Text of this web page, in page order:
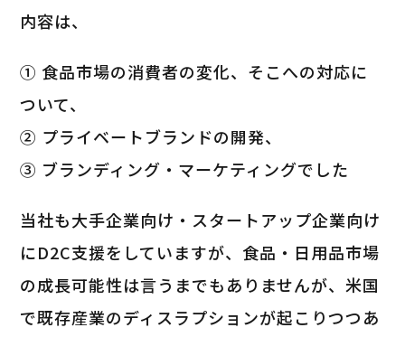
内容は、
① 食品市場の消費者の変化、そこへの対応に
ついて、
② プライベートブランドの開発、
③ ブランディング・マーケティングでした
当社も大手企業向け・スタートアップ企業向け
にD2C支援をしていますが、食品・日用品市場
の成長可能性は言うまでもありませんが、米国
で既存産業のディスラプションが起こりつつあ